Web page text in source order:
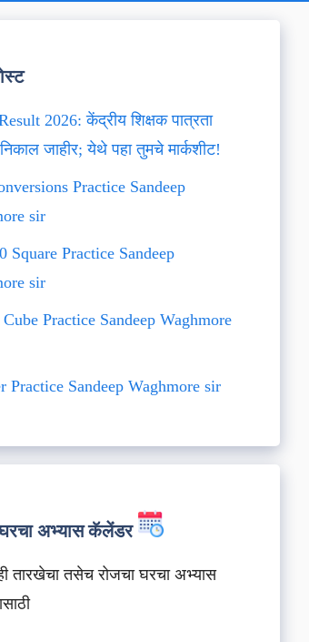
2026: केंद्रीय शिक्षक पात्रता
निकाल जाहीर; येथे पहा तुमचे मार्कशीट!
Practice Sandeep
sir
Square Practice Sandeep
sir
Practice Sandeep Waghmore
Practice Sandeep Waghmore sir
अभ्यास कॅलेंडर
तारखेचा तसेच रोजचा घरचा अभ्यास